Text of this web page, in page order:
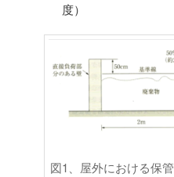
度）
図1、屋外における保